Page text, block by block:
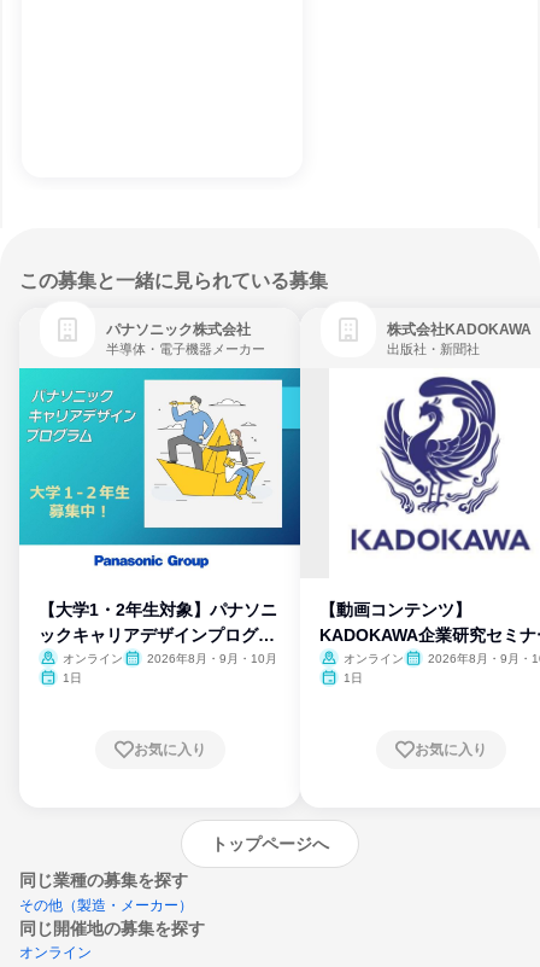
この募集と一緒に見られている募集
パナソニック株式会社
半導体・電子機器メーカー
【大学1・2年生対象】パナソニ
ックキャリアデザインプログラ
ム
オンライン
2026年8月・9月・10月
1日
お気に入り
株式会社KADOKAWA
出版社・新聞社
【動画コンテンツ】
KADOKAWA企業研究セミナ
オンライン
2026年8月・9月・
1日
お気に入り
トップページへ
同じ業種の募集を探す
その他（製造・メーカー）
同じ開催地の募集を探す
オンライン